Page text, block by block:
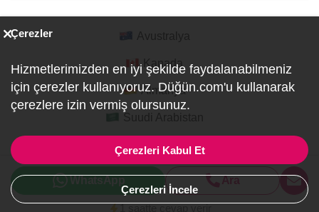
Ara
Kanada
Almanya
© 2007-2026 Düğün.com Tüm hakları saklıdır. Düğün ve
Özel Etkinlik Online Planlama Sitesi.
ref:PI0-1-1800
Çerezler
Hizmetlerimizden en iyi şekilde faydalanabilmeniz
için çerezler kullanıyoruz. Düğün.com'u kullanarak
çerezlere izin vermiş olursunuz.
Çerezleri Kabul Et
Çerezleri İncele